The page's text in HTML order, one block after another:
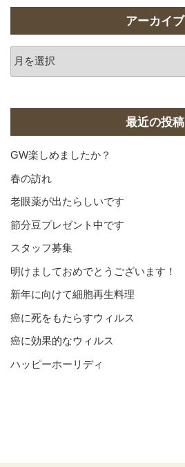
アーカイブ
ア
ー
最近の投稿
GW楽しめましたか？
春の訪れ
老眼薬が出たらしいです
節分豆プレゼント中です
スタッフ募集
明けましておめでとうございます！
新年に向けて細胞再生料理
癌に死をもたらすウィルス
癌に効果的なウィルス
ハッピーホーリディ